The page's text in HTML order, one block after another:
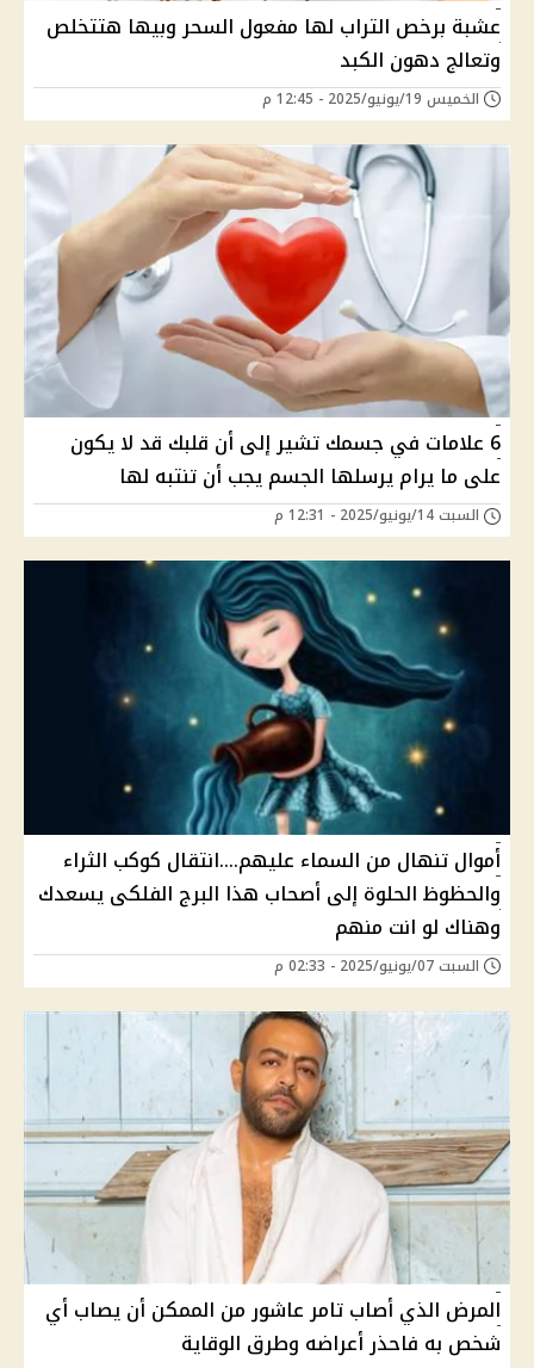
عشبة برخص التراب لها مفعول السحر وبيها هتتخلص
وتعالج دهون الكبد
الخميس 19/يونيو/2025 - 12:45 م
6 علامات في جسمك تشير إلى أن قلبك قد لا يكون
على ما يرام يرسلها الجسم يجب أن تنتبه لها
السبت 14/يونيو/2025 - 12:31 م
أموال تنهال من السماء عليهم....انتقال كوكب الثراء
والحظوظ الحلوة إلى أصحاب هذا البرج الفلكى يسعدك
وهناك لو انت منهم
السبت 07/يونيو/2025 - 02:33 م
المرض الذي أصاب تامر عاشور من الممكن أن يصاب أي
شخص به فاحذر أعراضه وطرق الوقاية